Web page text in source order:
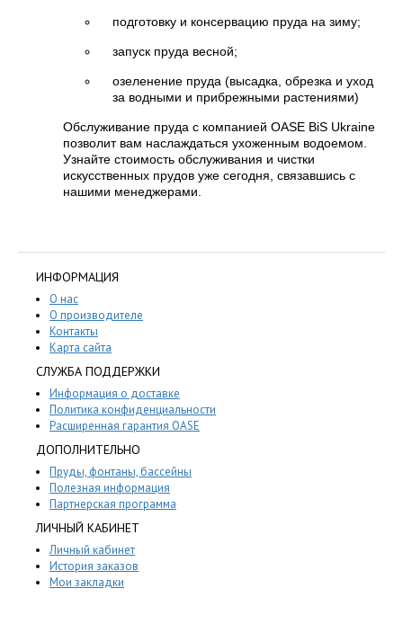
подготовку и консервацию пруда на зиму;
запуск пруда весной;
озеленение пруда (высадка, обрезка и уход
за водными и прибрежными растениями)
Обслуживание пруда с компанией OASE BiS Ukraine
позволит вам наслаждаться ухоженным водоемом.
Узнайте стоимость обслуживания и чистки
искусственных прудов уже сегодня, связавшись с
нашими менеджерами.
ИНФОРМАЦИЯ
О нас
О производителе
Контакты
Карта сайта
СЛУЖБА ПОДДЕРЖКИ
Информация о доставке
Политика конфиденциальности
Расширенная гарантия OASE
ДОПОЛНИТЕЛЬНО
Пруды, фонтаны, бассейны
Полезная информация
Партнерская программа
ЛИЧНЫЙ КАБИНЕТ
Личный кабинет
История заказов
Мои закладки